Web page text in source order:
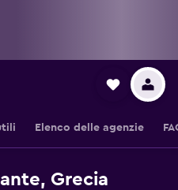
Elenco delle agenzie
Grecia